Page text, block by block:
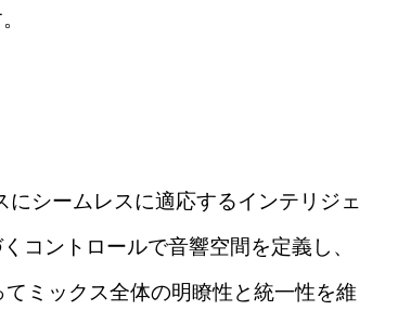
シームレスに適応するインテリジェ
コントロールで音響空間を定義し、
ミックス全体の明瞭性と統一性を維